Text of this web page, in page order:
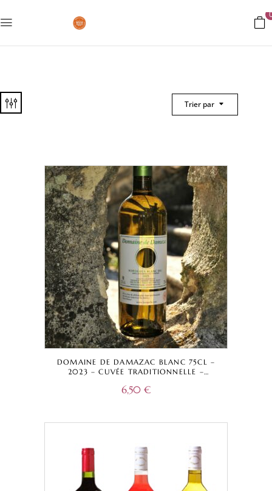
Trier par
DOMAINE DE DAMAZAC BLANC 75CL –
2023 – CUVÉE TRADITIONNELLE –
6,50 €